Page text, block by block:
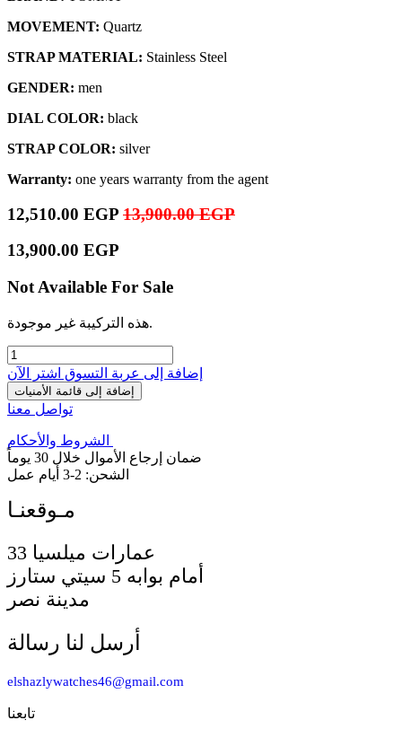
MOVEMENT: Quartz
STRAP MATERIAL: Stainless Steel
GENDER: men
DIAL COLOR: black
STRAP COLOR: silver
Warranty: one years warranty from the agent
12,510.00 EGP 13,900.00EGP
13,900.00 EGP
Not Available For Sale
هذه التركيبة غير موجودة.
إضافة إلى عربة التسوق اشترِ الآن
إضافة إلى قائمة الأمنيات
تواصل معنا
الشروط والأحكام
ضمان إرجاع الأموال خلال 30 يوماً
الشحن: 2-3 أيام عمل
أمام بوابه 5 سيتي ستارز
مدينة نصر
أرسل لنا رسالة
elshazlywatches46@gmail.com
تابعنا